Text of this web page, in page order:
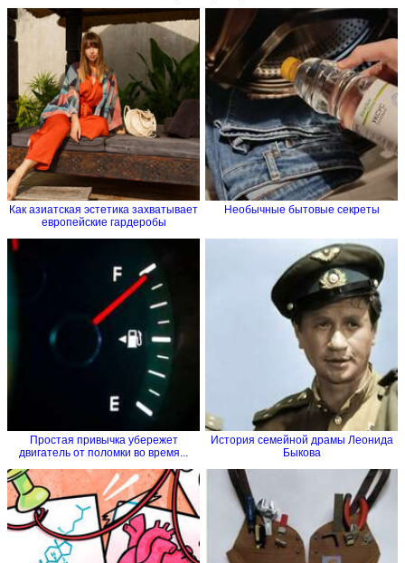
Как азиатская эстетика захватывает
европейские гардеробы
Необычные бытовые секреты
Простая привычка убережет
двигатель от поломки во время...
История семейной драмы Леонида
Быкова